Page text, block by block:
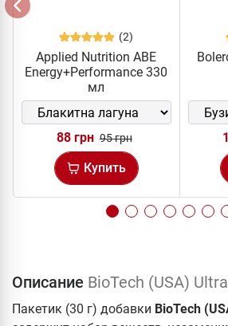
(2)
Applied Nutrition ABE
Energy+Performance 330
мл
88 грн 95 грн
Купить
Описание BioTech (USA)
Пакетик (30 г) добавки BioTech